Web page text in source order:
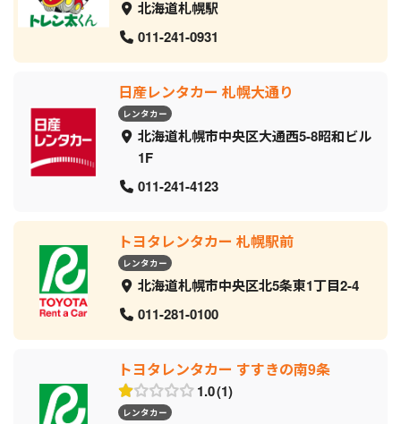
北海道札幌駅
011-241-0931
日産レンタカー 札幌大通り
レンタカー
北海道札幌市中央区大通西5-8昭和ビル
1F
011-241-4123
トヨタレンタカー 札幌駅前
レンタカー
北海道札幌市中央区北5条東1丁目2-4
011-281-0100
トヨタレンタカー すすきの南9条
1.0 1
レンタカー